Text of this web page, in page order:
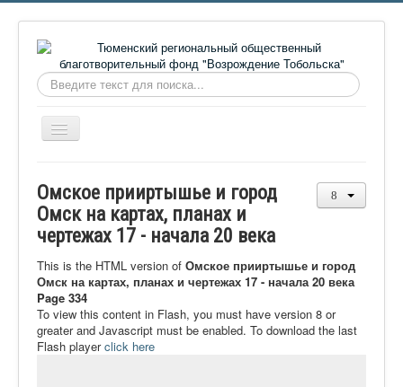
Искать...
Включить/
выключить
О фонде
Онлайн библиотека
Видеоматериалы
Контакты
Сайт проекта Достоевский
Ермаковополе.рф
Омское прииртышье и город
Омск на картах, планах и
чертежах 17 - начала 20 века
This is the HTML version of Омское прииртышье и город
Омск на картах, планах и чертежах 17 - начала 20 века
Page 334
To view this content in Flash, you must have version 8 or
greater and Javascript must be enabled. To download the last
Flash playerclick here